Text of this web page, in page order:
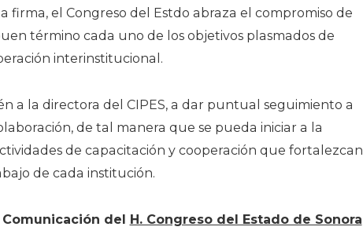
firma, el Congreso del Estdo abraza el compromiso de
término cada uno de los objetivos plasmados de
interinstitucional.
a la directora del CIPES, a dar puntual seguimiento a
de tal manera que se pueda iniciar a la
de capacitación y cooperación que fortalezcan
de cada institución.
del H. Congreso del Estado de Sonora